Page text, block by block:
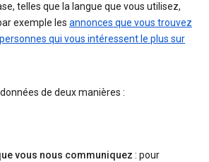
telles que la langue que vous utilisez,
exemple les annonces que vous trouvez
qui vous intéressent le plus sur
de deux manières :
vous nous communiquez : pour